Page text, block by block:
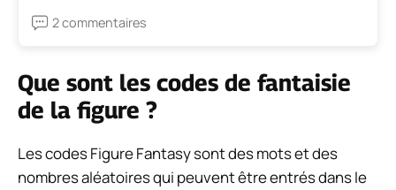
2 commentaires
Que sont les codes de fantaisie
de la figure ?
Les codes Figure Fantasy sont des mots et des
nombres aléatoires qui peuvent être entrés dans le